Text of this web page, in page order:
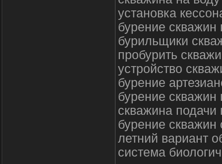
установка
бурение скважин
бурильщики
пробурить
устройство
бурение
бурение скважин
скважина
бурение скважин
летний вариант
система